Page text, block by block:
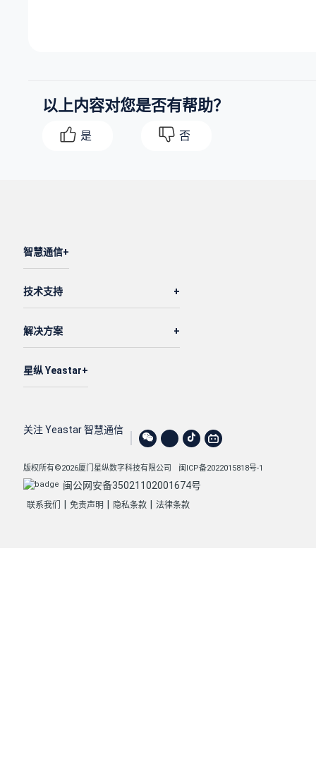
以上内容对您是否有帮助？
是 否
智慧通信
技术支持
解决方案
星纵 Yeastar
关注 Yeastar 智慧通信
版权所有©2026厦门星纵数字科技有限公司 闽ICP备2022015818号-1
闽公网安备35021102001674号
联系我们 免责声明 隐私条款 法律条款